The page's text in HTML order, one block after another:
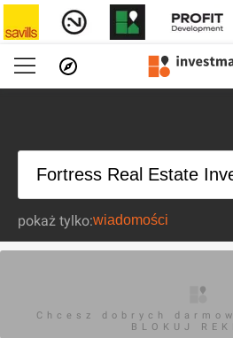
pokaż tylko:
Chcesz dobrych
BLOKUJ